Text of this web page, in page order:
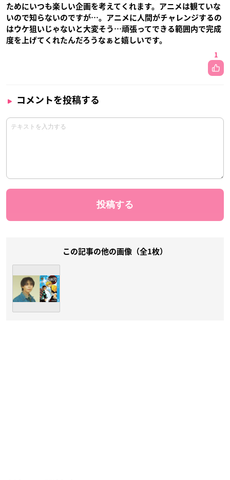
ためにいつも楽しい企画を考えてくれます。アニメは観ていな
いので知らないのですが…。アニメに人間がチャレンジするの
はウケ狙いじゃないと大変そう…頑張ってできる範囲内で完成
度を上げてくれたんだろうなぁと嬉しいです。
1
コメントを投稿する
この記事の他の画像（全1枚）